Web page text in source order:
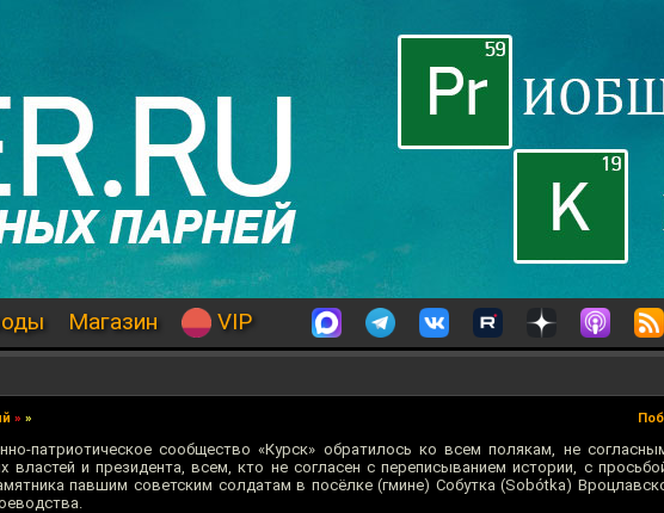
Магазин VIP
» »
патриотическое сообщество «Курск» обратилось ко всем полякам, не
властей и президента, всем, кто не согласен с переписыванием истории, с
павшим советским солдатам в посёлке (гмине) Собутка (Sobótka)